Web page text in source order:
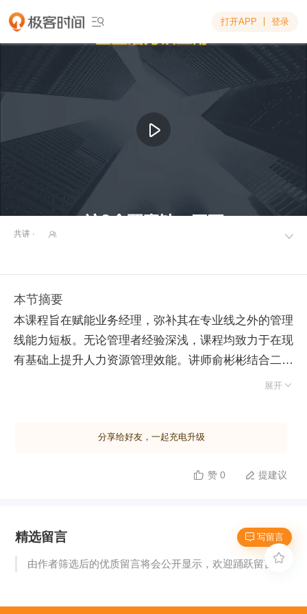
 打开APP 登录

共讲 · 
本节摘要
本课程旨在赋能业务经理，弥补其在专业线之外的管理
线能力短板。无论管理者经验深浅，课程均致力于在现
有基础上提升人力资源管理效能。讲师俞彬彬结合二十
三年人力资源及世界五百强管理经验，系统阐述业务经
与分配三大要素的协同。战略是方向，缺乏战略的组织
队伍也能支撑组织前行并获取成功；分配则是保障，其
体运转效率。因此，管理的核心在于如何带领人才。本
课程将聚焦于“人才”这一关键变量，深入解析业务经理
展开 
分享给好友，一起充电升级
 赞 0  提建议
 写留言
精选留言
由作者筛选后的优质留言将会公开显示，欢迎踊跃留言。
